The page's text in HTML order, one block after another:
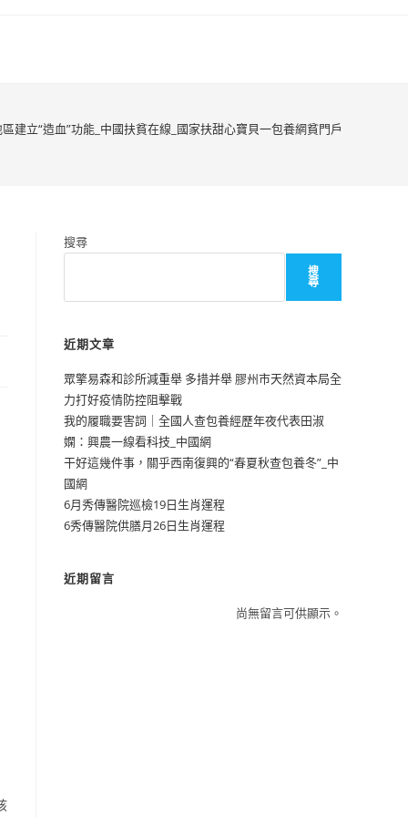
建立“造血”功能_中國扶貧在線_國家扶甜心寶貝一包養網貧門戶
搜尋
搜
尋
近期文章
眾擎易森和診所減重舉 多措并舉 膠州市天然資本局全
力打好疫情防控阻擊戰
我的履職要害詞｜全國人查包養經歷年夜代表田淑
嫻：興農一線看科技_中國網
干好這幾件事，關乎西南復興的“春夏秋查包養冬”_中
國網
6月秀傳醫院巡檢19日生肖運程
6秀傳醫院供膳月26日生肖運程
近期留言
尚無留言可供顯示。